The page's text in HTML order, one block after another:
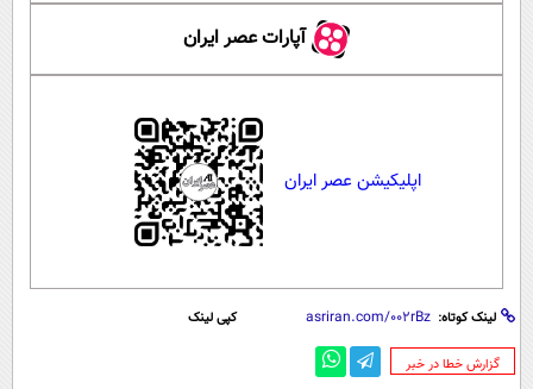
آپارات عصر ایران
اپلیکیشن عصر ایران
لینک کوتاه: کپی لینک
‌گزارش خطا در خبر